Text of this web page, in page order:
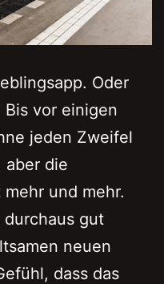
Oder
vor einigen
jeden Zweifel
aber die
und mehr.
gut
neuen
dass das